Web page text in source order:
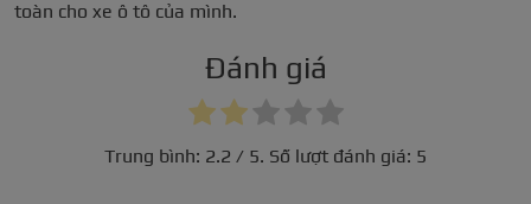
toàn cho xe ô tô của mình.
Đánh giá
Trung bình: 2.2 / 5. Số lượt đánh giá: 5